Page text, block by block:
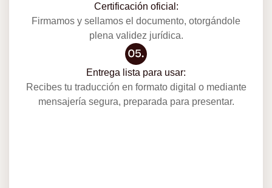
Certificación oficial:
Firmamos y sellamos el documento, otorgándole
plena validez jurídica.
Entrega lista para usar:
Recibes tu traducción en formato digital o mediante
mensajería segura, preparada para presentar.